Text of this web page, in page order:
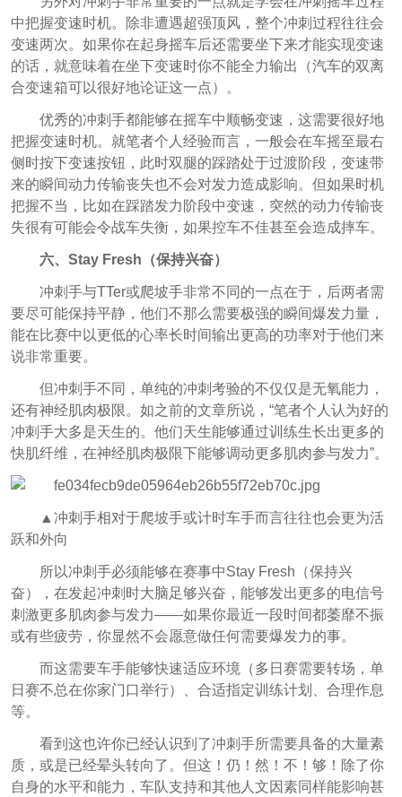
中把握变速时机。除非遭遇超强顶风，整个冲刺过程往往会
变速两次。如果你在起身摇车后还需要坐下来才能实现变速
的话，就意味着在坐下变速时你不能全力输出（汽车的双离
合变速箱可以很好地论证这一点）。
优秀的冲刺手都能够在摇车中顺畅变速，这需要很好地
把握变速时机。就笔者个人经验而言，一般会在车摇至最右
侧时按下变速按钮，此时双腿的踩踏处于过渡阶段，变速带
来的瞬间动力传输丧失也不会对发力造成影响。但如果时机
把握不当，比如在踩踏发力阶段中变速，突然的动力传输丧
失很有可能会令战车失衡，如果控车不佳甚至会造成摔车。
六、Stay Fresh（保持兴奋）
冲刺手与TTer或爬坡手非常不同的一点在于，后两者需
要尽可能保持平静，他们不那么需要极强的瞬间爆发力量，
能在比赛中以更低的心率长时间输出更高的功率对于他们来
说非常重要。
但冲刺手不同，单纯的冲刺考验的不仅仅是无氧能力，
还有神经肌肉极限。如之前的文章所说，“笔者个人认为好的
冲刺手大多是天生的。他们天生能够通过训练生长出更多的
快肌纤维，在神经肌肉极限下能够调动更多肌肉参与发力”。
▲冲刺手相对于爬坡手或计时车手而言往往也会更为活
跃和外向
所以冲刺手必须能够在赛事中Stay Fresh（保持兴
奋），在发起冲刺时大脑足够兴奋，能够发出更多的电信号
刺激更多肌肉参与发力——如果你最近一段时间都萎靡不振
或有些疲劳，你显然不会愿意做任何需要爆发力的事。
而这需要车手能够快速适应环境（多日赛需要转场，单
日赛不总在你家门口举行）、合适指定训练计划、合理作息
等。
看到这也许你已经认识到了冲刺手所需要具备的大量素
质，或是已经晕头转向了。但这！仍！然！不！够！除了你
自身的水平和能力，车队支持和其他人文因素同样能影响甚